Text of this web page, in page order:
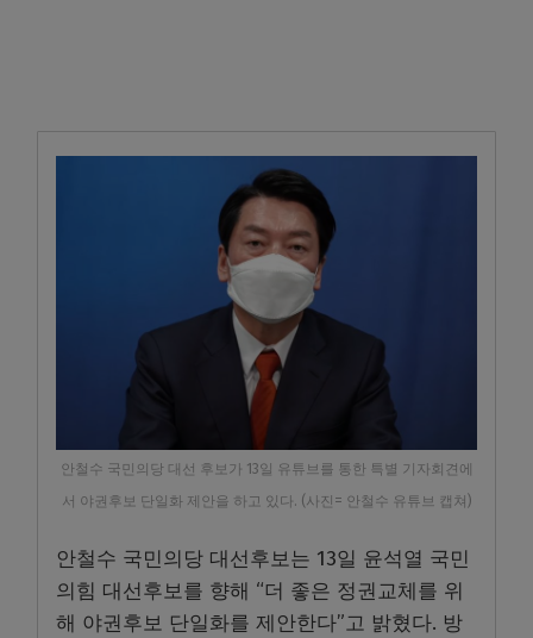
안철수 국민의당 대선 후보가 13일 유튜브를 통한 특별 기자회견에
서 야권후보 단일화 제안을 하고 있다. (사진= 안철수 유튜브 캡쳐)
안철수 국민의당 대선후보는 13일 윤석열 국민
의힘 대선후보를 향해 “더 좋은 정권교체를 위
해 야권후보 단일화를 제안한다”고 밝혔다. 방